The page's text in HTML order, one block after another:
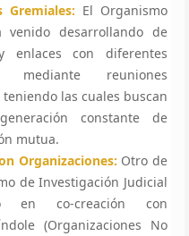
Gremiales: El Organismo
venido desarrollando de
enlaces con diferentes
mediante reuniones
las cuales buscan
constante de
mutua.
Organizaciones: Otro de
de Investigación Judicial
en co-creación con
(Organizaciones No